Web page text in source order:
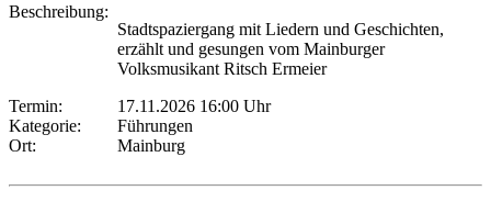
Beschreibung:
Stadtspaziergang mit Liedern und Geschichten,
erzählt und gesungen vom Mainburger
Volksmusikant Ritsch Ermeier
Termin:
17.11.2026 16:00 Uhr
Kategorie:
Führungen
Ort:
Mainburg